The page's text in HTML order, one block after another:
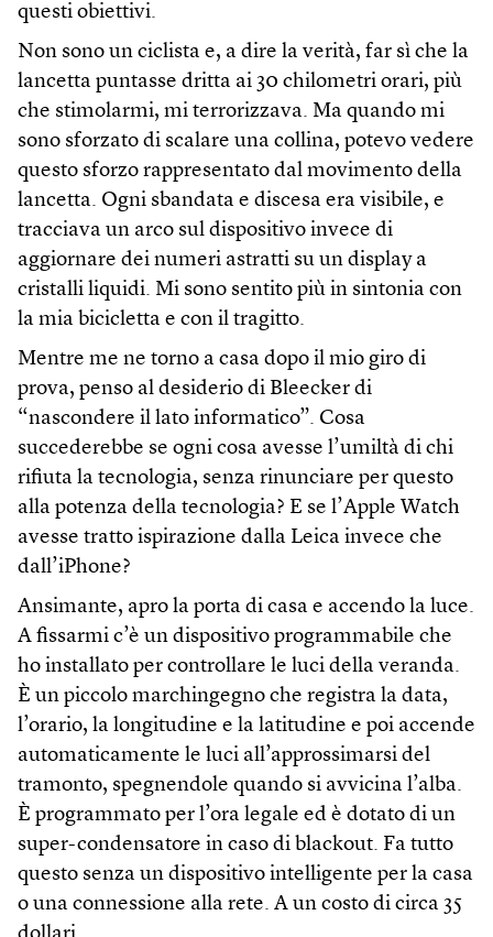
questi obiettivi.
Non sono un ciclista e, a dire la verità, far sì che la
lancetta puntasse dritta ai 30 chilometri orari, più
che stimolarmi, mi terrorizzava. Ma quando mi
sono sforzato di scalare una collina, potevo vedere
questo sforzo rappresentato dal movimento della
lancetta. Ogni sbandata e discesa era visibile, e
tracciava un arco sul dispositivo invece di
aggiornare dei numeri astratti su un display a
cristalli liquidi. Mi sono sentito più in sintonia con
la mia bicicletta e con il tragitto.
Mentre me ne torno a casa dopo il mio giro di
prova, penso al desiderio di Bleecker di
“nascondere il lato informatico”. Cosa
succederebbe se ogni cosa avesse l’umiltà di chi
rifiuta la tecnologia, senza rinunciare per questo
alla potenza della tecnologia? E se l’Apple Watch
avesse tratto ispirazione dalla Leica invece che
dall’iPhone?
Ansimante, apro la porta di casa e accendo la luce.
A fissarmi c’è un dispositivo programmabile che
ho installato per controllare le luci della veranda.
È un piccolo marchingegno che registra la data,
l’orario, la longitudine e la latitudine e poi accende
automaticamente le luci all’approssimarsi del
tramonto, spegnendole quando si avvicina l’alba.
È programmato per l’ora legale ed è dotato di un
super-condensatore in caso di blackout. Fa tutto
questo senza un dispositivo intelligente per la casa
o una connessione alla rete. A un costo di circa 35